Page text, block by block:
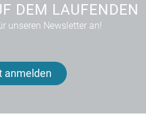
DEM LAUFENDEN
unseren Newsletter an!
anmelden